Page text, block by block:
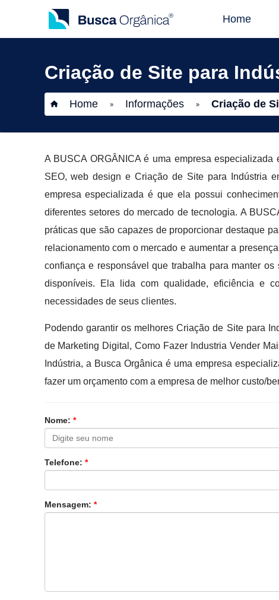
Home
Criação de Site para
Home » Informações » Criação de
A BUSCA ORGÂNICA é uma empresa
SEO, web design e Criação de Site para Indústria
empresa especializada é que ela possui
diferentes setores do mercado de tecnologia. A
práticas que são capazes de proporcionar destaque
relacionamento com o mercado e aumentar a
confiança e responsável que trabalha para manter
disponíveis. Ela lida com qualidade, eficiência e
necessidades de seus clientes.
Podendo garantir os melhores Criação de Site para
de Marketing Digital, Como Fazer Industria Vender
Indústria, a Busca Orgânica é uma empresa
fazer um orçamento com a empresa de melhor custo/
Nome: *
Telefone: *
Mensagem: *